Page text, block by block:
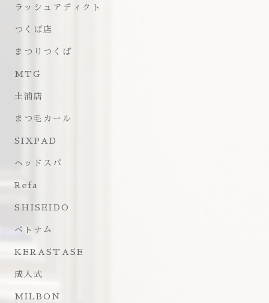
ラッシュアディクト
つくば店
まつりつくば
MTG
土浦店
まつ毛カール
SIXPAD
ヘッドスパ
Refa
SHISEIDO
ベトナム
KERASTASE
成人式
MILBON